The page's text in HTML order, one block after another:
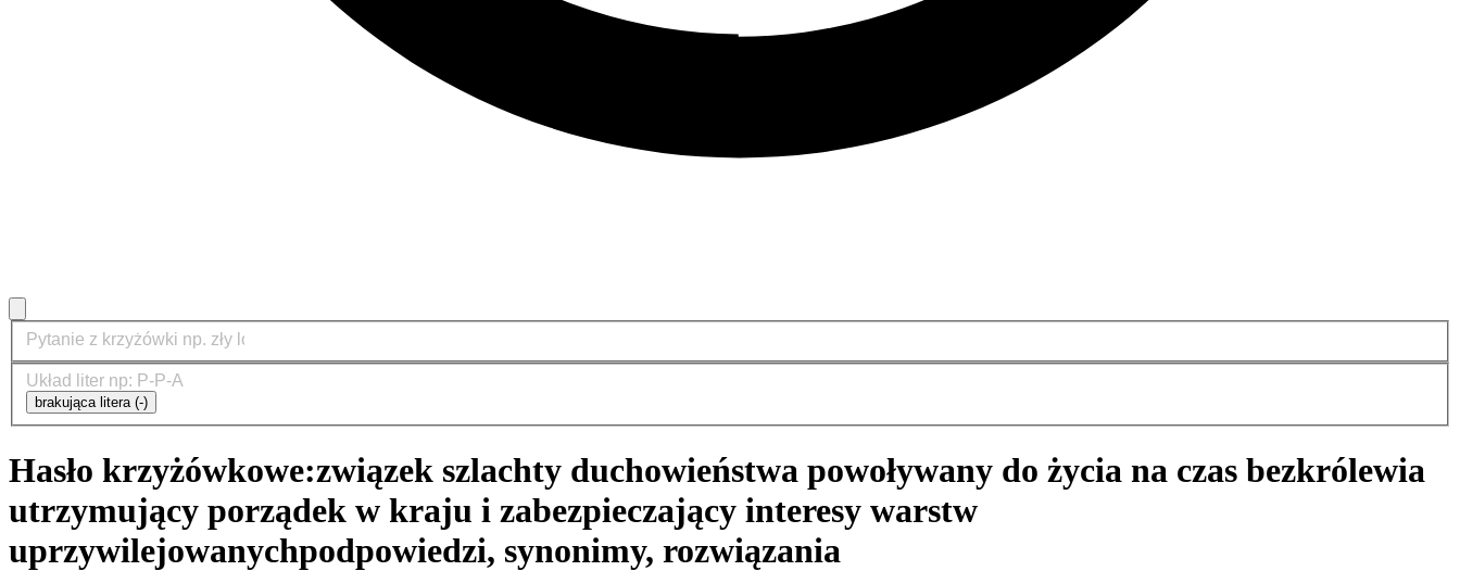
brakująca litera (-)
Hasło krzyżówkowe:związek szlachty duchowieństwa powoływany do życia na czas bezkrólewia
utrzymujący porządek w kraju i zabezpieczający interesy warstw
uprzywilejowanychpodpowiedzi, synonimy, rozwiązania